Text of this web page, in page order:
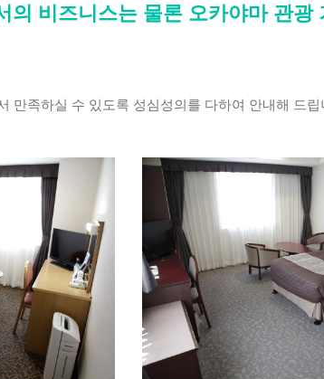
비즈니스는 물론 오카야마 관광
만족하실 수 있도록 성심성의를 다하여 안내해 드